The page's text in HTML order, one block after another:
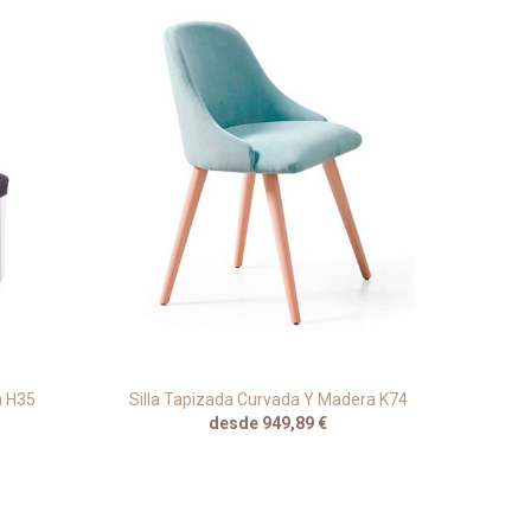
H35
Silla Tapizada Curvada Y Madera K74
desde 949,89 €